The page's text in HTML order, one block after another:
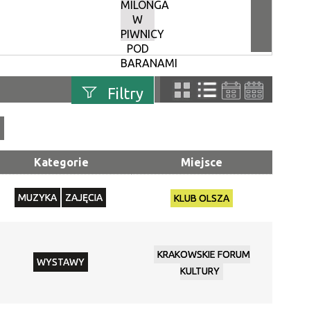
MILONGA
W
PIWNICY
POD
BARANAMI
–
PAŹDZIERNIK
Filtry
Kategoria
Trwające w
Miejsce
Kategorie Miejsce
MUZYKA ZAJĘCIA KLUB OLSZA
WYSTAWY
KRAKOWSKIE FORUM
KULTURY